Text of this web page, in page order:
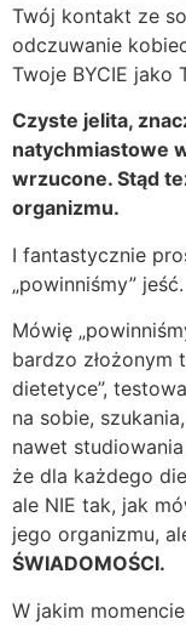
Twój kontakt ze
odczuwanie
Twoje BYCIE jako
Czyste jelita,
natychmiastowe
wrzucone. Stąd
organizmu.
I fantastycznie
„powinniśmy” jeść.
Mówię
bardzo złożonym
dietetyce”,
na sobie,
nawet
że dla każdego
ale NIE tak, jak
jego organizmu,
ŚWIADOMOŚCI.
W jakim